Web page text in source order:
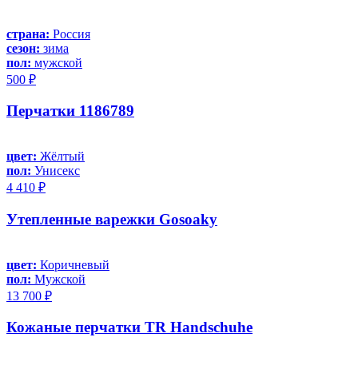
страна: Россия
сезон: зима
пол: мужской
500 ₽
Перчатки 1186789
цвет: Жёлтый
пол: Унисекс
4 410 ₽
Утепленные варежки Gosoaky
цвет: Коричневый
пол: Мужской
13 700 ₽
Кожаные перчатки TR Handschuhe